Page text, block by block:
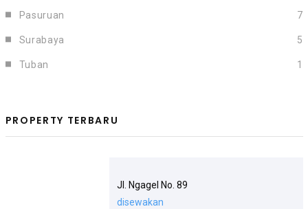
Pasuruan 7
Surabaya 5
Tuban 1
PROPERTY TERBARU
Jl. Ngagel No. 89
disewakan